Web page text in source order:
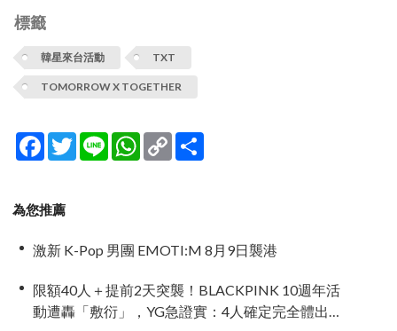
標籤
韓星來台活動 TXT
TOMORROW X TOGETHER
Facebook
TwitterLine WhatsApp
Copy
Link
為您推薦
激新 K-Pop 男團 EMOTI:M 8月9日襲港
限額40人＋提前2天突襲！BLACKPINK 10週年活
動遭轟「敷衍」，YG急證實：4人確定完全體出